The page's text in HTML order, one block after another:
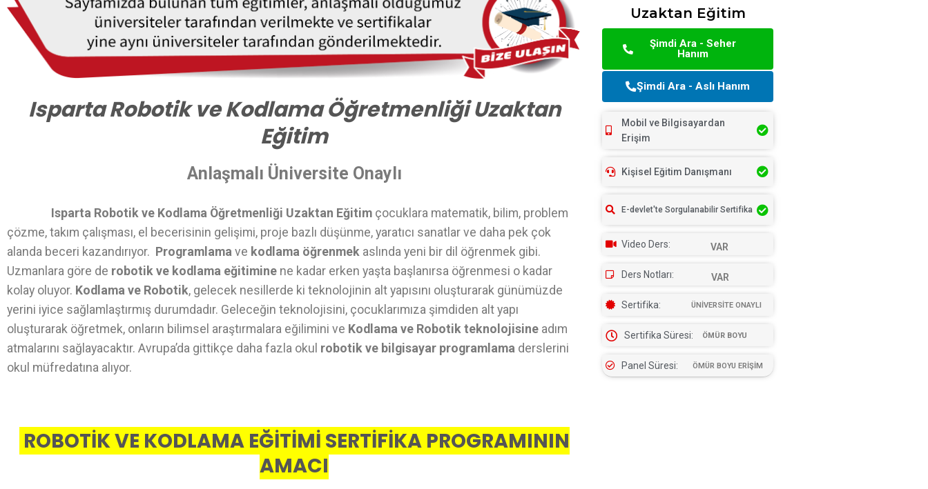
Isparta Robotik ve Kodlama Öğretmenliği Uzaktan
Eğitim
Anlaşmalı Üniversite Onaylı
Isparta Robotik ve Kodlama Öğretmenliği Uzaktan Eğitim çocuklara matematik, bilim, problem
çözme, takım çalışması, el becerisinin gelişimi, proje bazlı düşünme, yaratıcı sanatlar ve daha pek çok
alanda beceri kazandırıyor. Programlama ve kodlama öğrenmek aslında yeni bir dil öğrenmek gibi.
Uzmanlara göre de robotik ve kodlama eğitimine ne kadar erken yaşta başlanırsa öğrenmesi o kadar
kolay oluyor. Kodlama ve Robotik, gelecek nesillerde ki teknolojinin alt yapısını oluşturarak günümüzde
yerini iyice sağlamlaştırmış durumdadır. Geleceğin teknolojisini, çocuklarımıza şimdiden alt yapı
oluşturarak öğretmek, onların bilimsel araştırmalara eğilimini ve Kodlama ve Robotik teknolojisine adım
atmalarını sağlayacaktır. Avrupa’da gittikçe daha fazla okul robotik ve bilgisayar programlama derslerini
okul müfredatına alıyor.
ROBOTİK VE KODLAMA EĞİTİMİ SERTİFİKA PROGRAMININ
AMACI
Uzaktan Eğitim
Şimdi Ara - Seher
Hanım
Şimdi Ara - Aslı Hanım
Mobil ve Bilgisayardan
Erişim
Kişisel Eğitim Danışmanı
E-devlet'te Sorgulanabilir Sertifika
Video Ders: VAR
Ders Notları: VAR
Sertifika: ÜNİVERSİTE ONAYLI
Sertifika Süresi: ÖMÜR BOYU
Panel Süresi: ÖMÜR BOYU ERİŞİM